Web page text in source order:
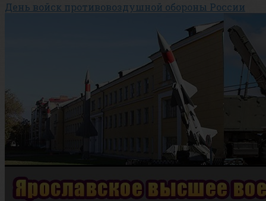
День войск противовоздушной обороны России